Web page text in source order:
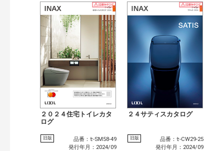
２０２４住宅トイレカタ
ログ
旧版
品番：ｾ-SM58-49
発行年月：2024/09
２４サティスカタログ
旧版
品番：ｾ-CW29-25
発行年月：2024/09